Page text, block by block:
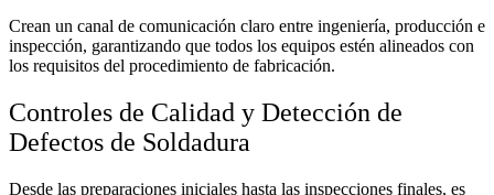
Crean un canal de comunicación claro entre ingeniería, producción e
inspección, garantizando que todos los equipos estén alineados con
los requisitos del procedimiento de fabricación.
Controles de Calidad y Detección de
Defectos de Soldadura
Desde las preparaciones iniciales hasta las inspecciones finales, es